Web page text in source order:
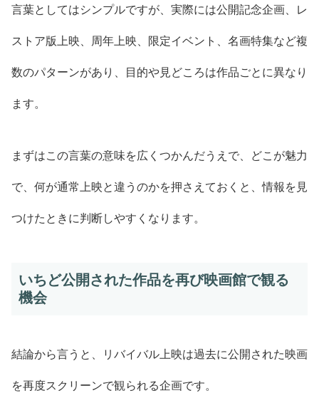
言葉としてはシンプルですが、実際には公開記念企画、レ
ストア版上映、周年上映、限定イベント、名画特集など複
数のパターンがあり、目的や見どころは作品ごとに異なり
ます。
まずはこの言葉の意味を広くつかんだうえで、どこが魅力
で、何が通常上映と違うのかを押さえておくと、情報を見
つけたときに判断しやすくなります。
いちど公開された作品を再び映画館で観る
機会
結論から言うと、リバイバル上映は過去に公開された映画
を再度スクリーンで観られる企画です。